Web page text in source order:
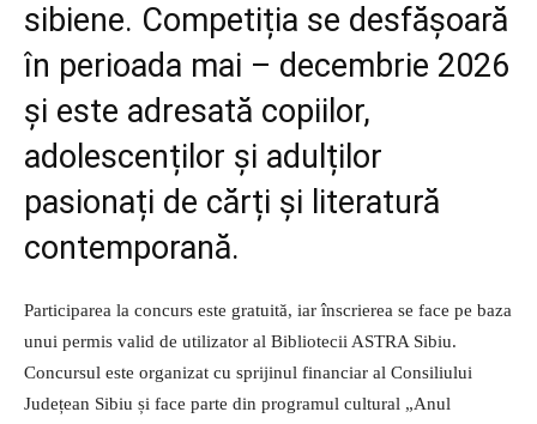
sibiene. Competiția se desfășoară
în perioada mai – decembrie 2026
și este adresată copiilor,
adolescenților și adulților
pasionați de cărți și literatură
contemporană.
Participarea la concurs este gratuită, iar înscrierea se face pe baza
unui permis valid de utilizator al Bibliotecii ASTRA Sibiu.
Concursul este organizat cu sprijinul financiar al Consiliului
Județean Sibiu și face parte din programul cultural „Anul